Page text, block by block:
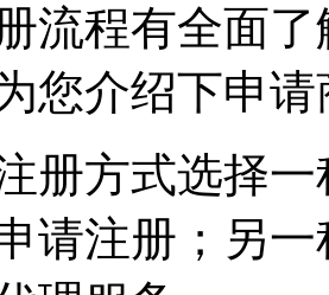
流程有全面
您介绍下申
册方式选择
请注册；另